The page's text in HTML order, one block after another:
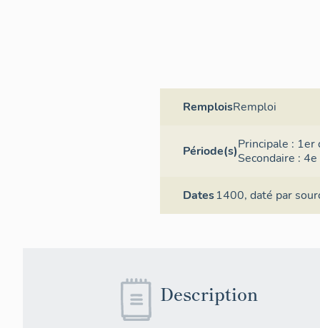
RemploisRemploi
Période(s)Principale : 1er
Secondaire : 4e
Dates1400,daté par
Description